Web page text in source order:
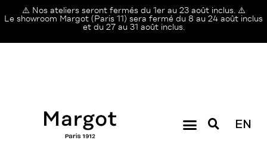
⚠️ Nos ateliers seront fermés du 1er au 23 août inclus. ⚠️
Le showroom Margot (Paris 11) sera fermé du 8 au 24 août inclus
et du 27 au 31 août inclus.
EN